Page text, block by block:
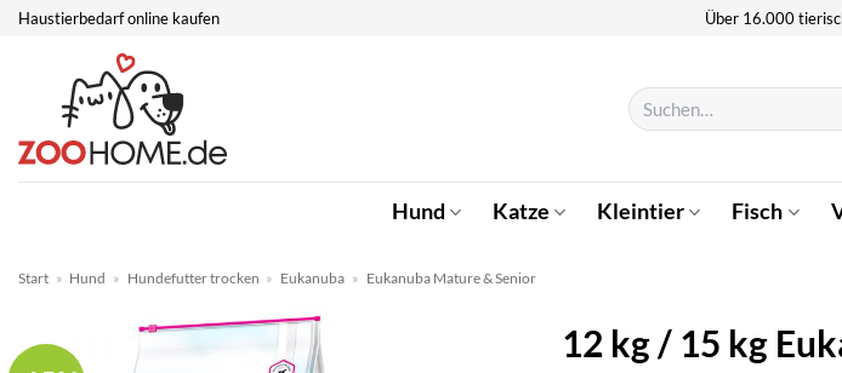
Zum
springen
Haustierbedarf online kaufen Über 16.000
Suchen
nach:
Hund Katze Kleintier Fisch
Start » Hund » Hundefutter trocken » Eukanuba » Eukanuba Mature & Senior
12 kg / 15 kg